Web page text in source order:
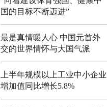
国的目标不断迈进”
最是真情暖人心 中国元首外
交的世界情怀与大国气派
上半年规模以上工业中小企业
增加值同比增长5.8%